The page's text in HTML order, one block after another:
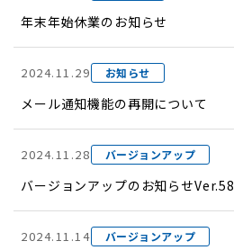
年末年始休業のお知らせ
2024.11.29 お知らせ
メール通知機能の再開について
2024.11.28 バージョンアップ
バージョンアップのお知らせVer.58
2024.11.14 バージョンアップ